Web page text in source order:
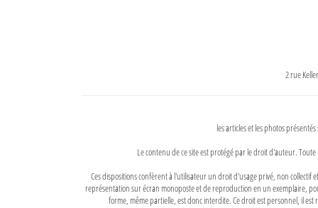
2 rue
les articles et les photos
Le contenu de ce site est protégé par le droit d'auteur.
Ces dispositions confèrent à l'utilisateur un droit d'usage privé, non
représentation sur écran monoposte et de reproduction en un exemplaire,
forme, même partielle, est donc interdite. Ce droit est personnel, il